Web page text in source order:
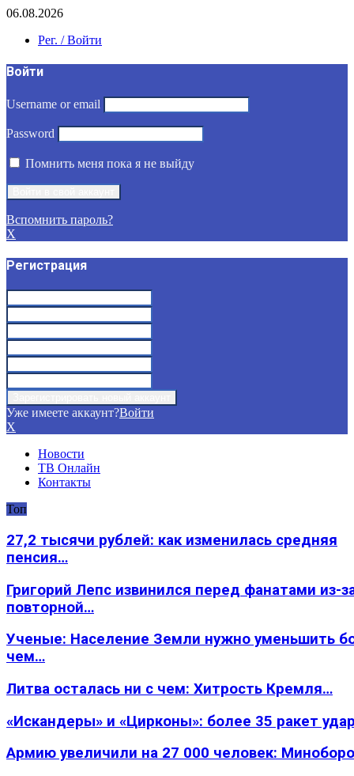
06.08.2026
Рег. / Войти
Войти
Username or email
Password
Помнить меня пока я не выйду
Вспомнить пароль?
X
Регистрация
Уже имеете аккаунт?Войти
X
Новости
ТВ Онлайн
Контакты
Топ
27,2 тысячи рублей: как изменилась средняя
пенсия…
Григорий Лепс извинился перед фанатами из-
повторной…
Ученые: Население Земли нужно уменьшить
чем…
Литва осталась ни с чем: Хитрость Кремля…
«Искандеры» и «Цирконы»: более 35 ракет
Армию увеличили на 27 000 человек: